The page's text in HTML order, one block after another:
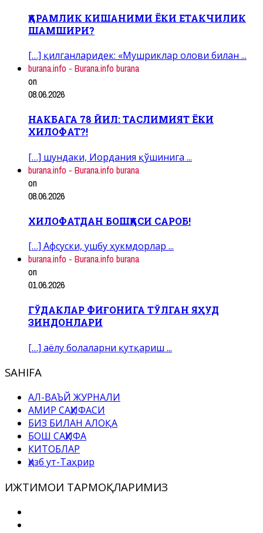
ҚАРАМЛИК КИШАНИМИ ЁКИ ЕТАКЧИЛИК
ШАМШИРИ?
[…] қилганларидек: «Мушриклар олови билан ...
burana.info - Burana.info burana
on
08.06.2026
НАКБАГА 78 ЙИЛ: ТАСЛИМИЯТ ЁКИ
ХИЛОФАТ?!
[…] шундаки, Иордания қўшинига ...
burana.info - Burana.info burana
on
08.06.2026
ХИЛОФАТДАН БОШҚАСИ САРОБ!
[…] Афсуски, ушбу ҳукмдорлар ...
burana.info - Burana.info burana
on
01.06.2026
ГЎДАКЛАР ФИҒОНИГА ТЎЛГАН ЯҲУД
ЗИНДОНЛАРИ
[…] аёлу болаларни қутқариш ...
SAHIFA
АЛ-ВАЪЙ ЖУРНАЛИ
АМИР САҲИФАСИ
БИЗ БИЛАН АЛОҚА
БОШ САҲИФА
КИТОБЛАР
Ҳизб ут-Таҳрир
ИЖТИМОИ ТАРМОҚЛАРИМИЗ